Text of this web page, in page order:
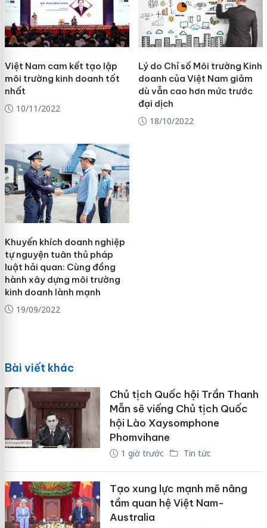
Việt Nam cam kết tạo lập
môi trường kinh doanh tốt
nhất
10/11/2022
Lý do Chỉ số Môi trường Kinh
doanh của Việt Nam giảm
dù vẫn cao hơn mức trước
đại dịch
18/10/2022
Khuyến khích doanh nghiệp
tự nguyện tuân thủ pháp
luật hải quan: Cùng đồng
hành xây dựng môi trường
kinh doanh lành mạnh
19/09/2022
Bài viết khác
Chủ tịch Quốc hội Trần Thanh
Mẫn sẽ viếng Chủ tịch Quốc
hội Lào Xaysomphone
Phomvihane
1 giờ trước Tin tức
Tạo xung lực mạnh mẽ nâng
tầm quan hệ Việt Nam-
Australia